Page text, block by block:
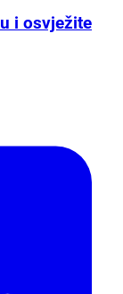
i osvježite